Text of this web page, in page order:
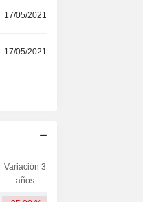
17/05/2021
17/05/2021
Variación 3
años